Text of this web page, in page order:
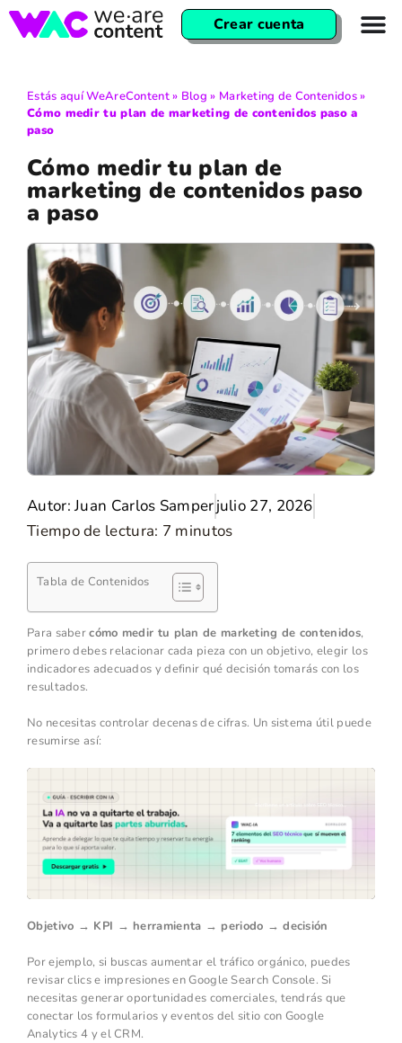
Crear cuenta
Estás aquíWeAreContent» Blog » Marketing de Contenidos»
Cómo medir tu plan de marketing de contenidos paso a
paso
Cómo medir tu plan de
marketing de contenidos paso
a paso
Autor:Juan Carlos Samperjulio 27, 2026
Tiempo de lectura: 7 minutos
Tabla de Contenidos
Para sabercómo medir tu plan de marketing de contenidos,
primero debes relacionar cada pieza con un objetivo, elegir los
indicadores adecuados y definir qué decisión tomarás con los
resultados.
No necesitas controlar decenas de cifras. Un sistema útil puede
resumirse así:
Objetivo → KPI → herramienta → periodo → decisión
Por ejemplo, si buscas aumentar el tráfico orgánico, puedes
revisar clics e impresiones en Google Search Console. Si
necesitas generar oportunidades comerciales, tendrás que
conectar los formularios y eventos del sitio con Google
Analytics 4 y el CRM.